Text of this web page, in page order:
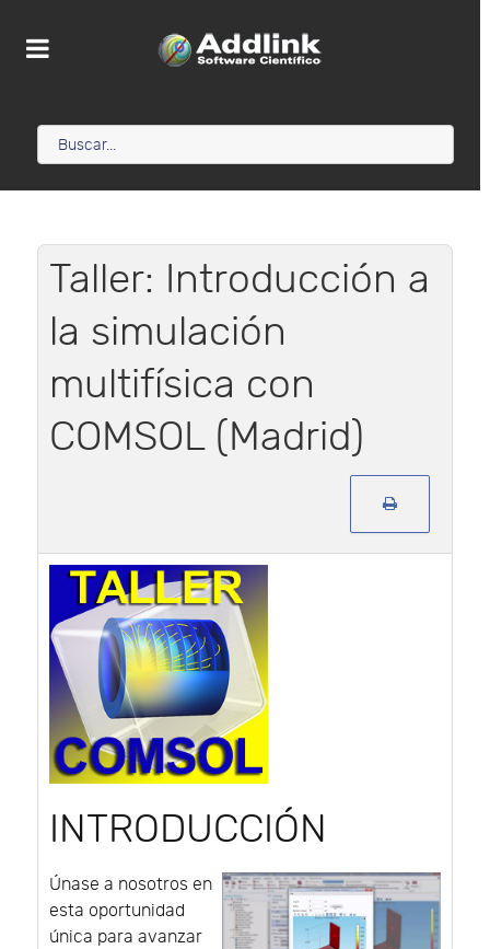
Taller: Introducción a
la simulación
multifísica con
COMSOL (Madrid)
INTRODUCCIÓN
Únase a nosotros en
esta oportunidad
única para avanzar